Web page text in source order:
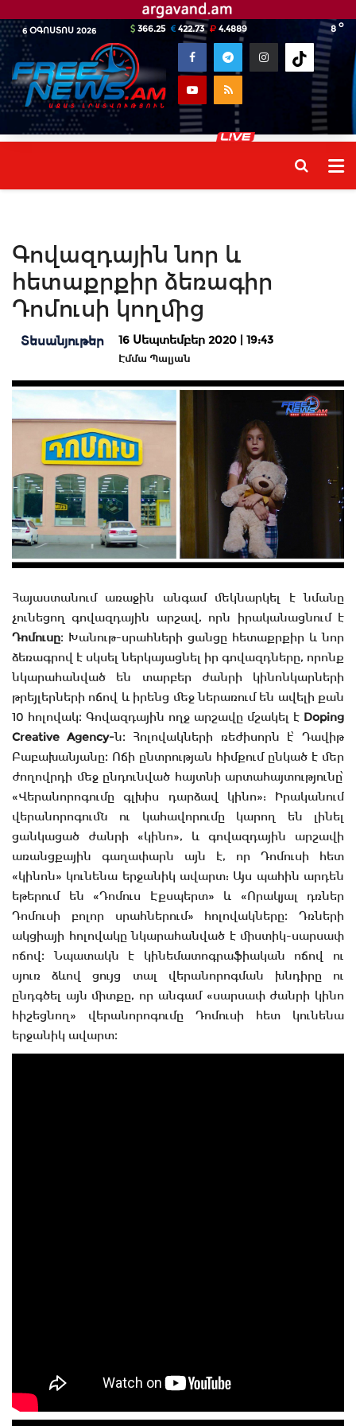
6 ՕԳՈՍՏՈՍ 2026 8 o
366.25 422.73 4.4889
Գովազդային նոր և
հետաքրքիր ձեռագիր
Դոմուսի կողմից
Տեսանյութեր 16 Սեպտեմբեր 2020 | 19:43
Էմմա Պալյան
Հայաստանում առաջին անգամ մեկնարկել է նմանը
չունեցող գովազդային արշավ, որն իրականացնում է
Դոմուսը։ Խանութ-սրահների ցանցը հետաքրքիր և նոր
ձեռագրով է սկսել ներկայացնել իր գովազդները, որոնք
նկարահանված են տարբեր ժանրի կինոնկարների
թրեյլերների ոճով և իրենց մեջ ներառում են ավելի քան
10 հոլովակ։ Գովազդային ողջ արշավը մշակել է Doping
Creative Agency-ն։ Հոլովակների ռեժիսորն է՝ Դավիթ
Բաբախանյանը։ Ոճի ընտրության հիմքում ընկած է մեր
ժողովրդի մեջ ընդունված հայտնի արտահայտությունը՝
«Վերանորոգումը գլխիս դարձավ կինո»: Իրականում
վերանորոգումն ու կահավորումը կարող են լինել
ցանկացած ժանրի «կինո», և գովազդային արշավի
առանցքային գաղափարն այն է, որ Դոմուսի հետ
«կինոն» կունենա երջանիկ ավարտ: Այս պահին արդեն
եթերում են «Դոմուս Էքսպերտ» և «Որակյալ դռներ
Դոմուսի բոլոր սրահներում» հոլովակները։ Դռների
ակցիայի հոլովակը նկարահանված է միստիկ-սարսափ
ոճով։ Նպատակն է կինեմատոգրաֆիական ոճով ու
սյուռ ձևով ցույց տալ վերանորոգման խնդիրը ու
ընդգծել այն միտքը, որ անգամ «սարսափ ժանրի կինո
հիշեցնող» վերանորոգումը Դոմուսի հետ կունենա
երջանիկ ավարտ։